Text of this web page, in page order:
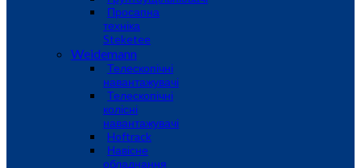
Просапна
техніка
Steketee
Weidemann
Телескопічні
навантажувачі
Телескопічні
колісні
навантажувачі
Hoftrack
Навісне
обладнання